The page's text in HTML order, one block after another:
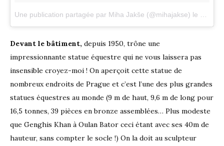
Une publication partagée par Miha Jakše (@mihajakse) le
Devant le bâtiment, depuis 1950, trône une
impressionnante statue équestre qui ne vous laissera pas
insensible croyez-moi ! On aperçoit cette statue de
nombreux endroits de Prague et c’est l’une des plus grandes
statues équestres au monde (9 m de haut, 9,6 m de long pour
16,5 tonnes, 39 pièces en bronze assemblées… Plus modeste
que Genghis Khan à Oulan Bator ceci étant avec ses 40m de
hauteur, sans compter le socle !) On la doit au sculpteur